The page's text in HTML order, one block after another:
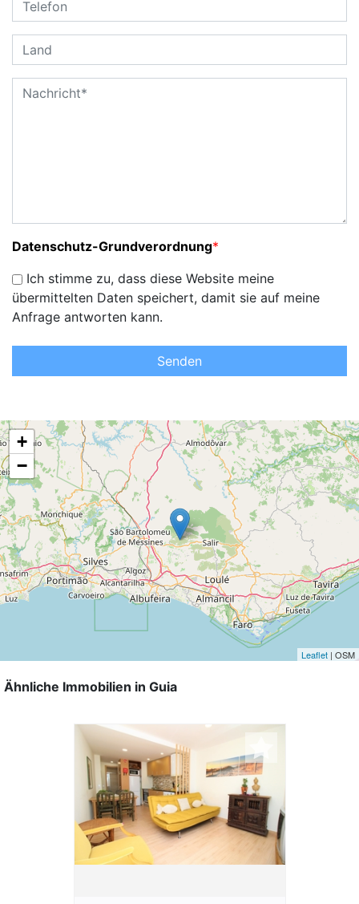
Datenschutz-Grundverordnung*
Ich stimme zu, dass diese Website meine
übermittelten Daten speichert, damit sie auf meine
Anfrage antworten kann.
Senden
+
−
Leaflet | OSM
Ähnliche Immobilien in Guia